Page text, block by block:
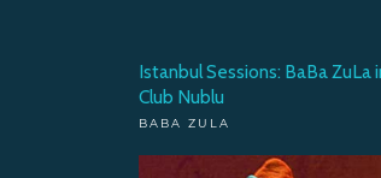
Istanbul Sessions: BaBa ZuLa
Club Nublu
BABA ZULA